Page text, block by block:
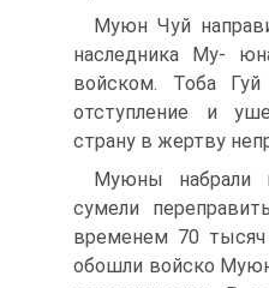
Муюн Чуй
наследника My-
войском. Тоба Гуй
отступление и
страну в жерт­ву
Муюны набрали
сумели
временем 70 тысяч
обошли войско